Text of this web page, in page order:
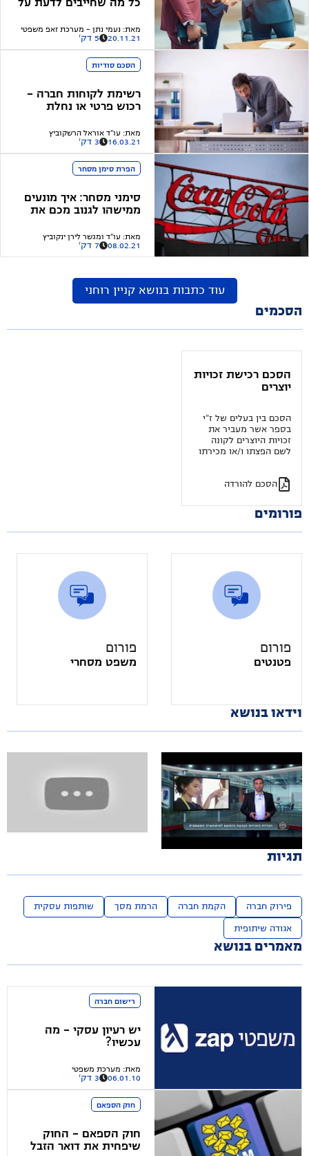
כל מה שחייבים לדעת על
מאת: נעמי נתן - מערכת זאפ משפטי
20.11.21 5 דק'
הסכם סודיות
רשימת לקוחות חברה –
רכוש פרטי או נחלת
מאת: עו"ד אוראל הרשקוביץ
16.03.21 3 דק'
הפרת סימן מסחר
סימני מסחר: איך מונעים
ממישהו לגנוב מכם את
מאת: עו"ד ומגשר לירן ינקוביץ
08.02.21 7 דק'
עוד כתבות בנושאקניין רוחני
הסכמים
הסכם רכישת זכויות
יוצרים
הסכם בין בעלים של ז"י
בספר אשר מעביר את
זכויות היוצרים לקונה
לשם הפצתו ו/או מכירתו
הסכם להורדה
פורומים
פורום
פטנטים
פורום
משפט מסחרי
וידאו בנושא
מיהו בעל זכות היוצרים בעסקה של
יצירה מוזמנת?
פרילנסרים - מי בעל זכויות היוצרים של עבודה
מוזמנת (אלה אם כן סוכם אחרת, כמובן)? מאמר
שחיברתם, עיצוב שעיצבתם, קוד שכתבתם - שלכם
או של המשלם?
יש לך רעיון? איך מגנים עליו?!
השאלה הכי נפוצה בעולם הקניין הרוחני היא "איך
תגיות
פירוק חברה הקמת חברה הרמת מסך שותפות עסקית
אגודה שיתופית
מאמרים בנושא
רישום חברה
יש רעיון עסקי - מה
עכשיו?
מאת: מערכת משפטי
06.01.10 3 דק'
חוק הספאם
חוק הספאם - החוק
שיפחית את דואר הזבל